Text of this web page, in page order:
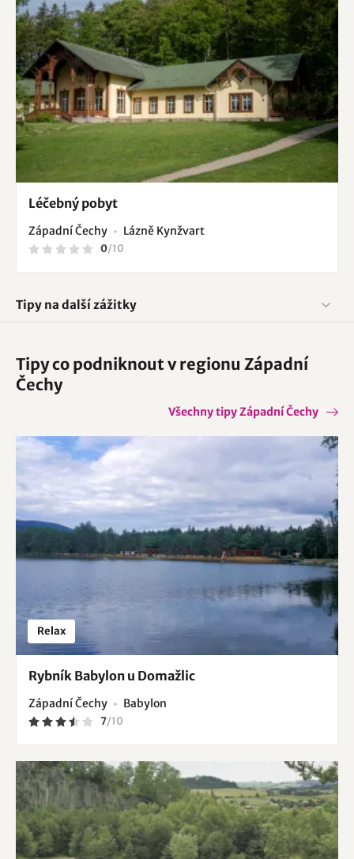
Léčebný pobyt
Západní Čechy Lázně Kynžvart
0/10
Tipy na další zážitky
Tipy co podniknout v regionu Západní
Čechy
Všechny tipy Západní Čechy
Relax
Rybník Babylon u Domažlic
Západní Čechy Babylon
7/10